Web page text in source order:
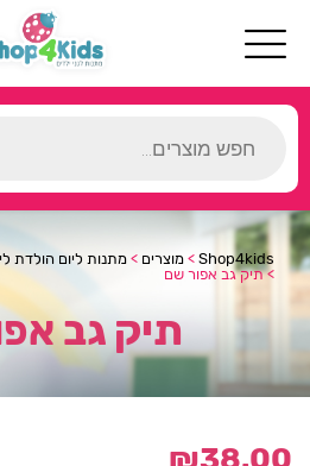
search
Shop4kids
> מוצרים > מתנות ליום הולדת
>תיק גב אפור שם
תיק גב